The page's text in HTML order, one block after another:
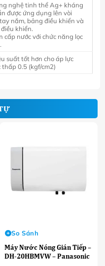
nghệ tinh thể Ag+ kháng
được ứng dụng lên vòi
nắm, bảng điều khiển và
khiển.
cấp nước với chức năng lọc
suất tốt hơn cho áp lực
thấp 0.5 (kgf/cm2)
Máy Nước Nóng Gián Tiếp –
DH-20HBMVW – Panasonic
So Sánh